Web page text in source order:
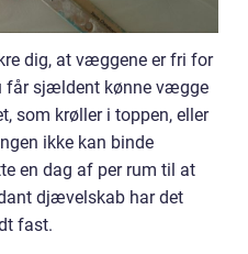
dig, at væggene er fri for
får sjældent kønne vægge
som krøller i toppen, eller
ikke kan binde
en dag af per rum til at
djævelskab har det
fast.